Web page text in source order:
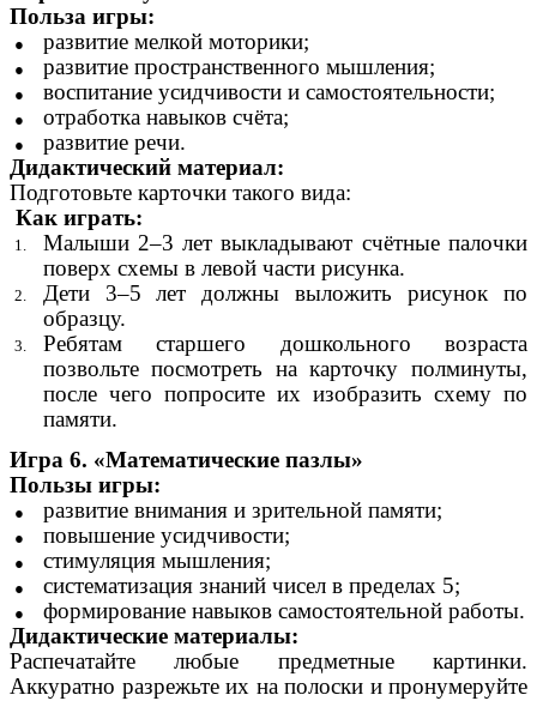
Польза игры:
развитие мелкой моторики;
развитие пространственного мышления;
воспитание усидчивости и самостоятельности;
отработка навыков счёта;
развитие речи.
Дидактический материал:
Подготовьте карточки такого вида:
Как играть:
Малыши 2–3 лет выкладывают счётные палочки
поверх схемы в левой части рисунка.
Дети 3–5 лет должны выложить рисунок по
образцу.
Ребятам старшего дошкольного возраста
позвольте посмотреть на карточку полминуты,
после чего попросите их изобразить схему по
памяти.
Игра 6. «Математические пазлы»
Пользы игры:
развитие внимания и зрительной памяти;
повышение усидчивости;
стимуляция мышления;
систематизация знаний чисел в пределах 5;
формирование навыков самостоятельной работы.
Дидактические материалы:
Распечатайте любые предметные картинки.
Аккуратно разрежьте их на полоски и пронумеруйте